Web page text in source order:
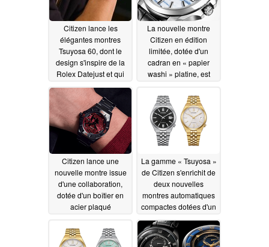
Citizen lance les
élégantes montres
Tsuyosa 60, dont le
design s'inspire de la
Rolex Datejust et qui
sont dotées d'un fond
de boîtier transparent.
07/24/2026
La nouvelle montre
Citizen en édition
limitée, dotée d'un
cadran en « papier
washi » platine, est
en précommande.
07/19/2026
Citizen lance une
nouvelle montre issue
d'une collaboration,
dotée d'un boîtier en
acier plaqué
d'un verre saphir.
07/18/2026
La gamme « Tsuyosa »
de Citizen s'enrichit de
deux nouvelles
montres automatiques
compactes dotées d'un
verre saphir07/09/2026